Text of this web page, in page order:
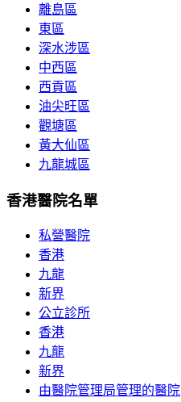
離島區
東區
深水涉區
中西區
西貢區
油尖旺區
觀塘區
黃大仙區
九龍城區
香港醫院名單
私營醫院
香港
九龍
新界
公立診所
香港
九龍
新界
由醫院管理局管理的醫院